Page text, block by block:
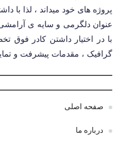
پروژه های خود میداند ، لذا با
عنوان دلگرمی و سایه ی
با در اختیار داشتن کادر
گرافیک ، مقدمات پیشرفت و
صفحه اصلی
درباره ما